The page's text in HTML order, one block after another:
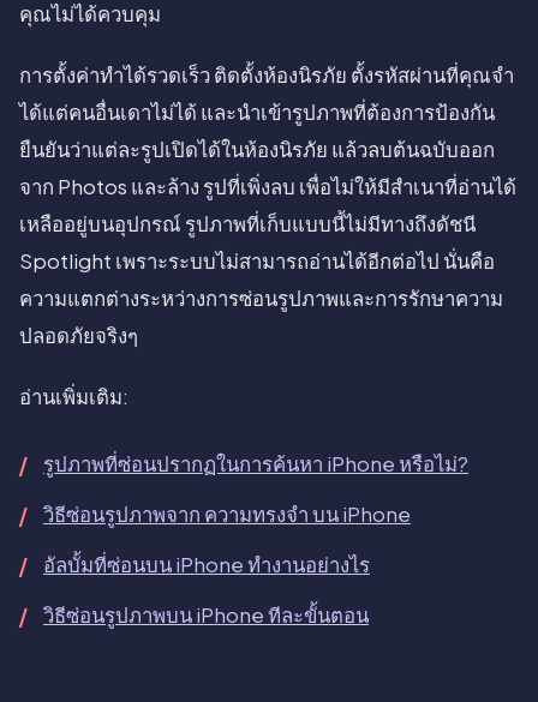
คุณไม่ได้ควบคุม
การตั้งค่าทำได้รวดเร็ว ติดตั้งห้องนิรภัย ตั้งรหัสผ่านที่คุณจำ
ได้แต่คนอื่นเดาไม่ได้ และนำเข้ารูปภาพที่ต้องการป้องกัน
ยืนยันว่าแต่ละรูปเปิดได้ในห้องนิรภัย แล้วลบต้นฉบับออก
จาก Photos และล้าง รูปที่เพิ่งลบ เพื่อไม่ให้มีสำเนาที่อ่านได้
เหลืออยู่บนอุปกรณ์ รูปภาพที่เก็บแบบนี้ไม่มีทางถึงดัชนี
Spotlight เพราะระบบไม่สามารถอ่านได้อีกต่อไป นั่นคือ
ความแตกต่างระหว่างการซ่อนรูปภาพและการรักษาความ
ปลอดภัยจริงๆ
อ่านเพิ่มเติม:
รูปภาพที่ซ่อนปรากฏในการค้นหา iPhone หรือไม่?
วิธีซ่อนรูปภาพจาก ความทรงจำ บน iPhone
อัลบั้มที่ซ่อนบน iPhone ทำงานอย่างไร
วิธีซ่อนรูปภาพบน iPhone ทีละขั้นตอน